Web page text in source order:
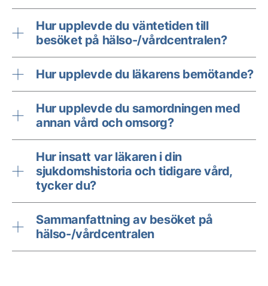
Hur upplevde du väntetiden till
besöket på hälso-/vårdcentralen?
Hur upplevde du läkarens bemötande?
Hur upplevde du samordningen med
annan vård och omsorg?
Hur insatt var läkaren i din
sjukdomshistoria och tidigare vård,
tycker du?
Sammanfattning av besöket på
hälso-/vårdcentralen